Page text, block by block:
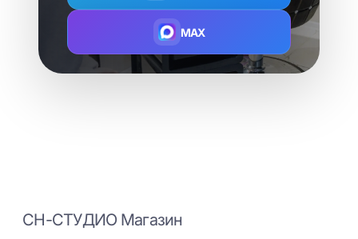
MAX
СН-СТУДИО Магазин